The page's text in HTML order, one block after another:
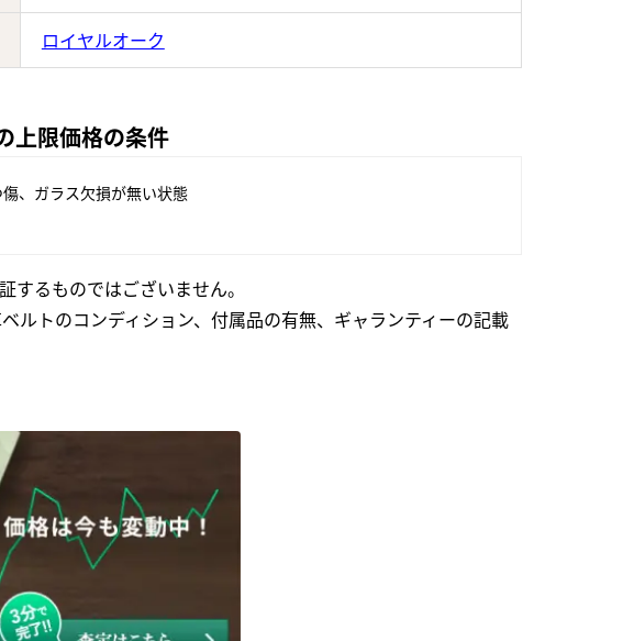
ロイヤルオーク
上限価格の条件
、ガラス欠損が無い状態
するものではございません。
ルトのコンディション、付属品の有無、ギャランティーの記載